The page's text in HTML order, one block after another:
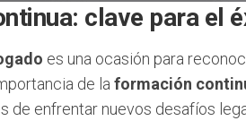
clave para el
es una ocasión para
de la formación
de enfrentar nuevos desafíos